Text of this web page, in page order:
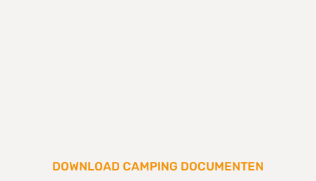
DOWNLOAD CAMPING DOCUMENTEN